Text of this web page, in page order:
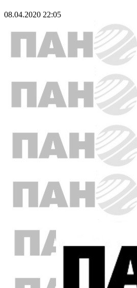
08.04.2020 22:05